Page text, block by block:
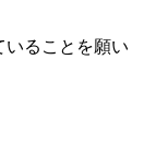
いることを願い